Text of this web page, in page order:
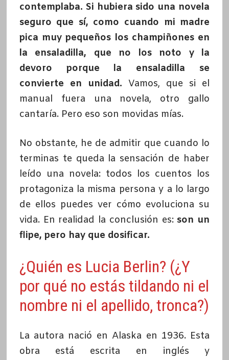
contemplaba. Si hubiera sido una novela
seguro que sí, como cuando mi madre
pica muy pequeños los champiñones en
la ensaladilla, que no los noto y la
devoro porque la ensaladilla se
convierte en unidad. Vamos, que si el
manual fuera una novela, otro gallo
cantaría. Pero eso son movidas mías.
No obstante, he de admitir que cuando lo
terminas te queda la sensación de haber
leído una novela: todos los cuentos los
protagoniza la misma persona y a lo largo
de ellos puedes ver cómo evoluciona su
vida. En realidad la conclusión es:son un
flipe, pero hay que dosificar.
¿Quién es Lucia Berlin? (¿Y
por qué no estás tildando ni el
nombre ni el apellido, tronca?)
La autora nació en Alaska en 1936. Esta
obra está escrita en inglés y